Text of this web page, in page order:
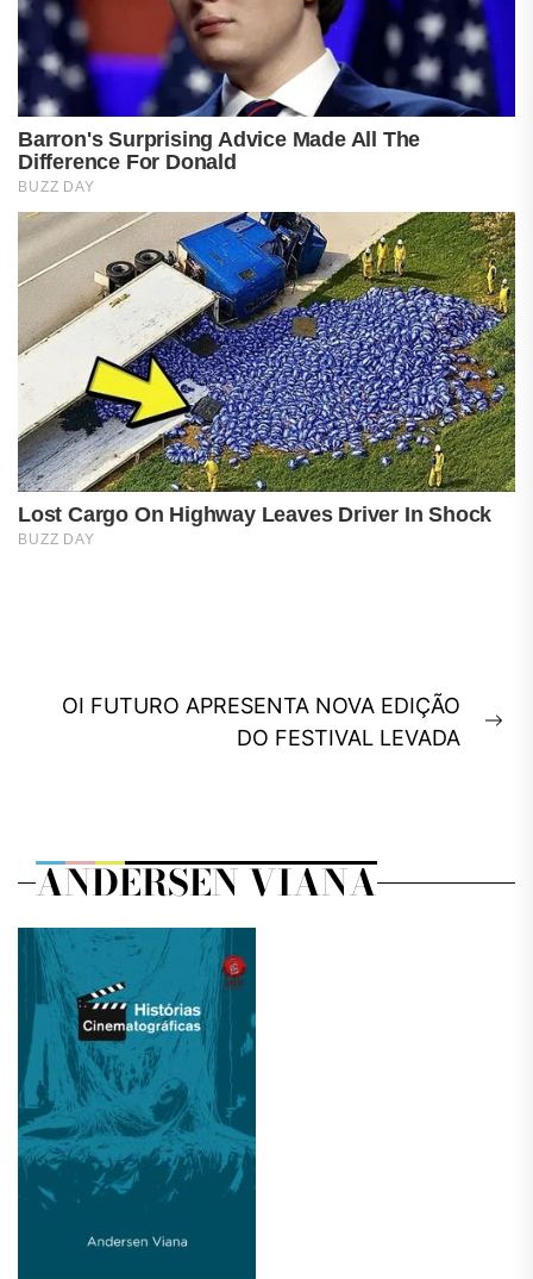
Navegação
OI FUTURO APRESENTA NOVA EDIÇÃO
DO FESTIVAL LEVADA
ANDERSEN VIANA